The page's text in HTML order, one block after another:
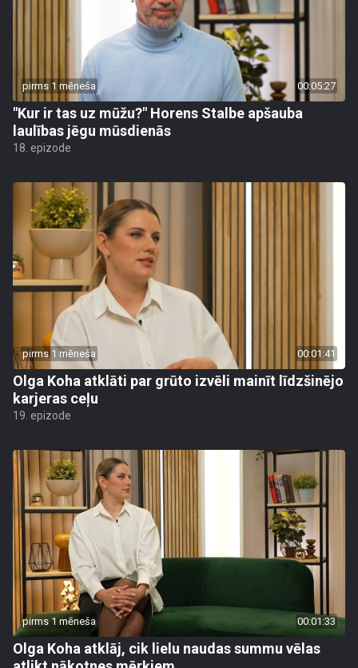
pirms 1 mēneša 00:05:27
"Kur ir tas uz mūžu?" Horens Stalbe apšauba
laulības jēgu mūsdienās
18. epizode
pirms 1 mēneša 00:01:41
Olga Koha atklāti par grūto izvēli mainīt līdzšinējo
karjeras ceļu
19. epizode
pirms 1 mēneša 00:01:33
Olga Koha atklāj, cik lielu naudas summu vēlas